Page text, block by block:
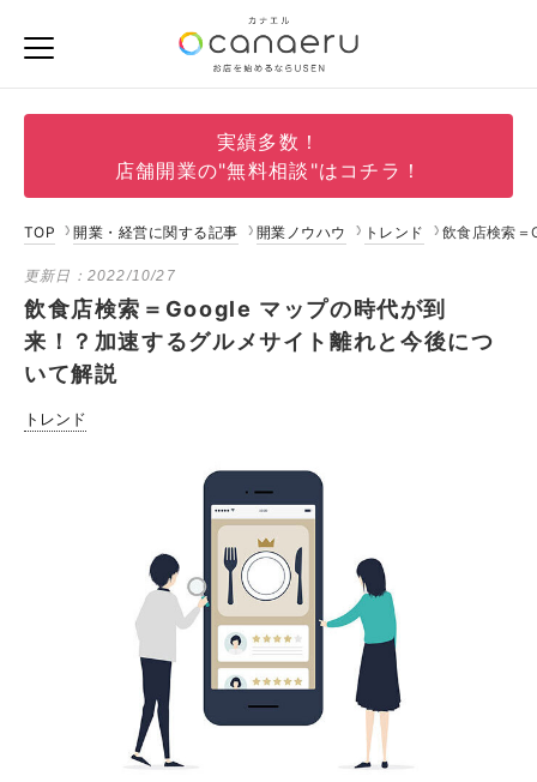
実績多数！
店舗開業の"無料相談"はコチラ！
TOP 開業・経営に関する記事 開業ノウハウ トレンド 飲食店検索
更新日： 2022/10/27
飲食店検索＝Google マップの時代が到
来！？加速するグルメサイト離れと今後につ
いて解説
トレンド